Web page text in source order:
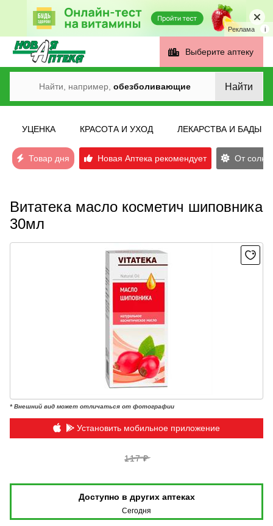
Реклама i
Выберите аптеку
Найти, например, обезболивающие Найти
УЦЕНКА КРАСОТА И УХОД ЛЕКАРСТВА И БАДЫ
Товар дня Новая Аптека рекомендует От
Витатека масло косметич шиповника
30мл
* Внешний вид может отличаться от фотографии
Установить мобильное приложение
117 ₽
Доступно в других аптеках
Сегодня